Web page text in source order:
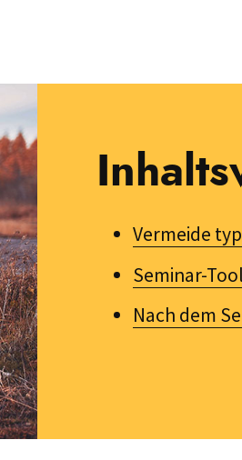
Vermeide
Seminar-
Nach dem